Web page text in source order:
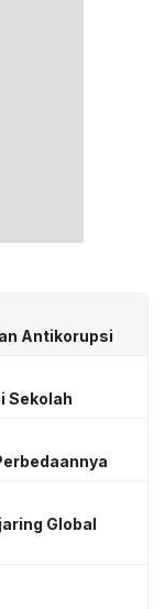
Antikorupsi
Sekolah
Global